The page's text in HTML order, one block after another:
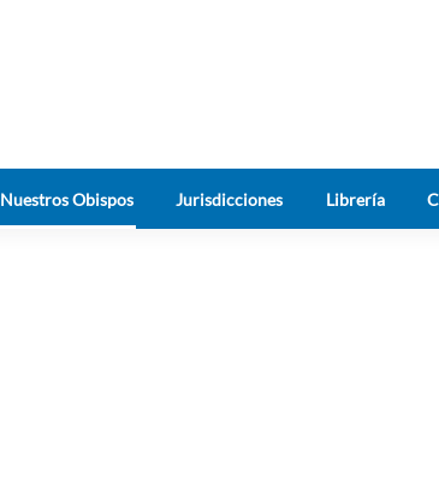
Nuestros Obispos Jurisdicciones Librería